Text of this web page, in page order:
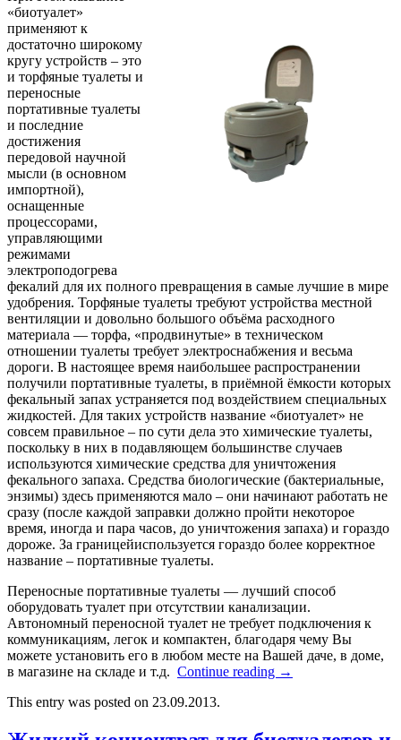
«биотуалет»
применяют к
достаточно широкому
кругу устройств – это
и торфяные туалеты и
переносные
портативные туалеты
и последние
достижения
передовой научной
мысли (в основном
импортной),
оснащенные
процессорами,
управляющими
режимами
электроподогрева
фекалий для их полного превращения в самые лучшие в мире
удобрения. Торфяные туалеты требуют устройства местной
вентиляции и довольно большого объёма расходного
материала — торфа, «продвинутые» в техническом
отношении туалеты требует электроснабжения и весьма
дороги. В настоящее время наибольшее распространении
получили портативные туалеты, в приёмной ёмкости которых
фекальный запах устраняется под воздействием специальных
жидкостей. Для таких устройств название «биотуалет» не
совсем правильное – по сути дела это химические туалеты,
поскольку в них в подавляющем большинстве случаев
используются химические средства для уничтожения
фекального запаха. Средства биологические (бактериальные,
энзимы) здесь применяются мало – они начинают работать не
сразу (после каждой заправки должно пройти некоторое
время, иногда и пара часов, до уничтожения запаха) и гораздо
дороже. За границейиспользуется гораздо более корректное
название – портативные туалеты.
Переносные портативные туалеты — лучший способ
оборудовать туалет при отсутствии канализации.
Автономный переносной туалет не требует подключения к
коммуникациям, легок и компактен, благодаря чему Вы
можете установить его в любом месте на Вашей даче, в доме,
в магазине на складе и т.д. Continue reading →
This entry was posted on 23.09.2013.